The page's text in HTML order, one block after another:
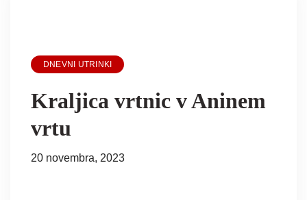
DNEVNI UTRINKI
Kraljica vrtnic v Aninem
vrtu
20 novembra, 2023